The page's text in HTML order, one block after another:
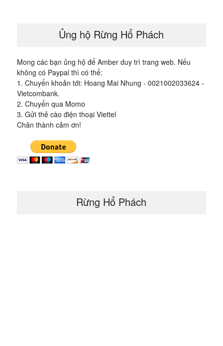
Ủng hộ Rừng Hổ Phách
Mong các bạn ủng hộ để Amber duy trì trang web. Nếu
không có Paypal thì có thể:
1. Chuyển khoản tới: Hoang Mai Nhung - 0021002033624 -
Vietcombank.
2. Chuyển qua Momo
3. Gửi thẻ cào điện thoại Viettel
Chân thành cảm ơn!
Rừng Hổ Phách